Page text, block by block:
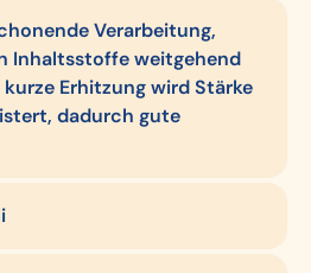
Verarbeitung,
Inhaltsstoffe weitgehend
Erhitzung wird Stärke
dadurch gute